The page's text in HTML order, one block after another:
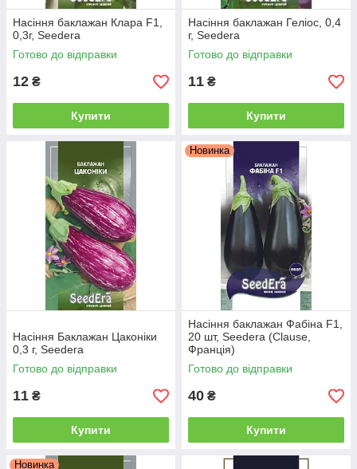
Насіння баклажан Клара F1,
0,3г, Seedera
Готово до відправки
12 ₴
Купити
Насіння баклажан Геліос, 0,4
г, Seedera
Готово до відправки
11 ₴
Купити
Насіння Баклажан Цаконіки
0,3 г, Seedera
Готово до відправки
11 ₴
Купити
Новинка
Насіння баклажан Фабіна F1,
20 шт, Seedera (Clause,
Франція)
Готово до відправки
40 ₴
Купити
Новинка